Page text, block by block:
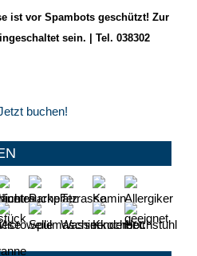
ist vor Spambots geschützt! Zur
sein. | Tel. 038302
buchen!